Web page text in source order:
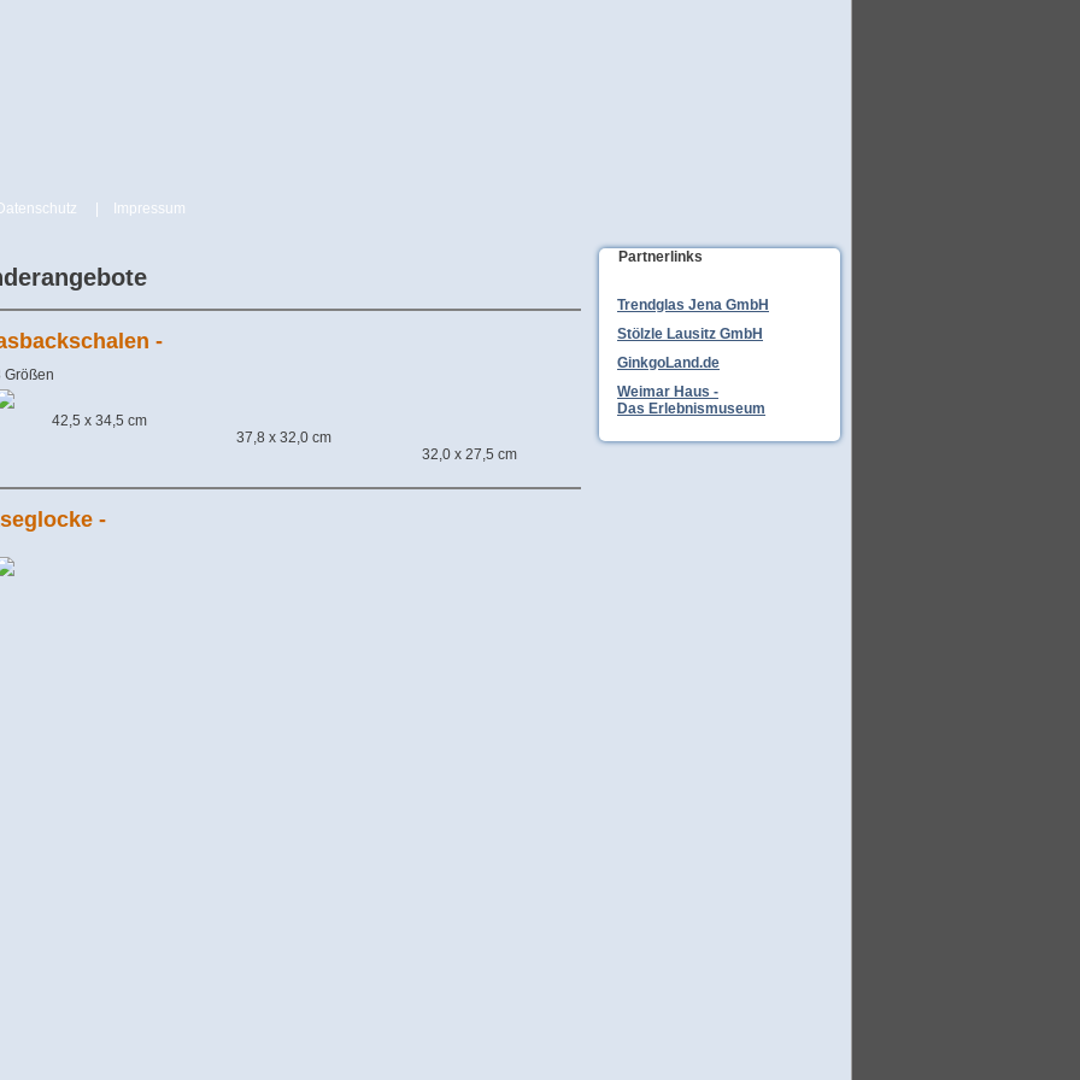
Impressum
-
Größen
42,5 x 34,5 cm
37,8 x 32,0 cm
32,0 x 27,5 cm
-
Partnerlinks
Trendglas Jena GmbH
Stölzle Lausitz GmbH
GinkgoLand.de
Weimar Haus -
Das Erlebnismuseum